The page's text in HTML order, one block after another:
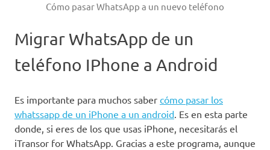
Cómo pasar WhatsApp a un nuevo teléfono
Migrar WhatsApp de un
teléfono IPhone a Android
Es importante para muchos saber cómo pasar los
whatssapp de un iPhone a un android. Es en esta parte
donde, si eres de los que usas iPhone, necesitarás el
iTransor for WhatsApp. Gracias a este programa, aunque